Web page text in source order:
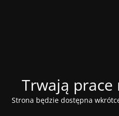
Trwają prace
Strona będzie dostępna